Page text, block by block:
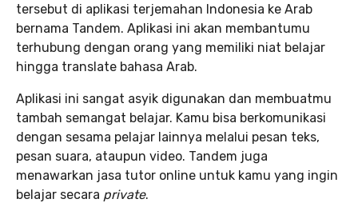
tersebut di aplikasi terjemahan Indonesia ke Arab
bernama Tandem. Aplikasi ini akan membantumu
terhubung dengan orang yang memiliki niat belajar
hingga translate bahasa Arab.
Aplikasi ini sangat asyik digunakan dan membuatmu
tambah semangat belajar. Kamu bisa berkomunikasi
dengan sesama pelajar lainnya melalui pesan teks,
pesan suara, ataupun video. Tandem juga
menawarkan jasa tutor online untuk kamu yang ingin
belajar secara private.